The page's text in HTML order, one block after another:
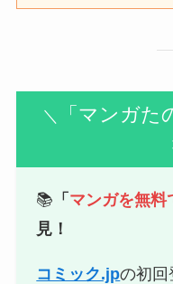
＼ 「マンガた
📚 「 マンガを無料
見！
コミック.jpの初回